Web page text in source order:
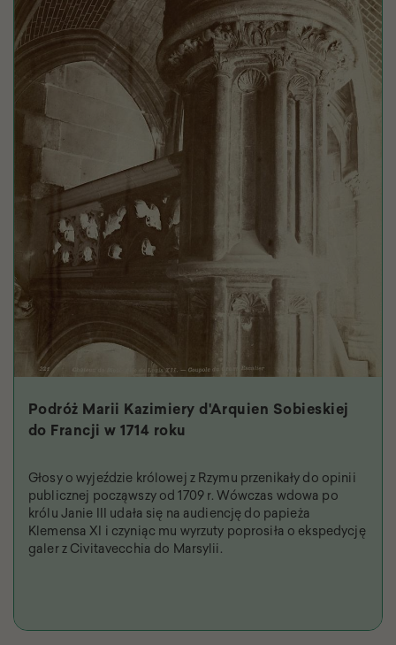
Podróż Marii Kazimiery d'Arquien Sobieskiej
do Francji w 1714 roku
Głosy o wyjeździe królowej z Rzymu przenikały do opinii
publicznej począwszy od 1709 r. Wówczas wdowa po
królu Janie III udała się na audiencję do papieża
Klemensa XI i czyniąc mu wyrzuty poprosiła o ekspedycję
galer z Civitavecchia do Marsylii.